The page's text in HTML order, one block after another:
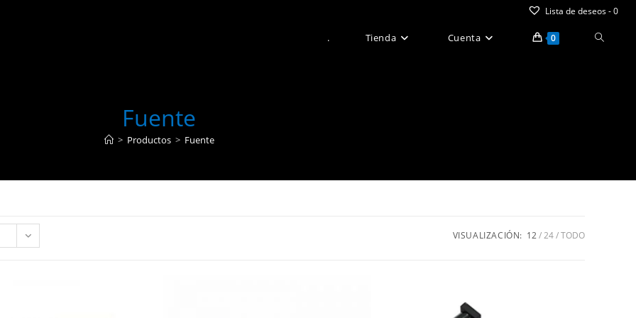
Lista de deseos -0
. Tienda Cuenta 0 Alternar
web
Fuente
> Productos > Fuente
VISUALIZACIÓN: 12 24 TODO